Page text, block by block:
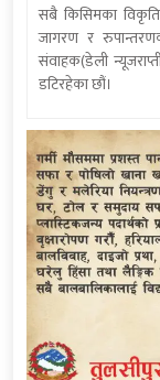
सबै किसिमका
जागरण र
संवाहक(डेली
डटिरहेका छौं।